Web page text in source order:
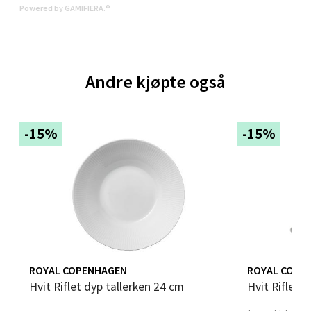
Powered by GAMIFIERA.®
Andre kjøpte også
-15%
ROYAL COPENHAGEN
Hvit Riflet dyp tallerken 24 cm
-15%
ROYAL
Hvit Riflet
0 i butikk
Oslo - Thon Senter Storo
Vitaminveien 7 - 9, 0485 Oslo
Åpent i dag 10-21
0 i butikk
Lillehammer - Strandtorget